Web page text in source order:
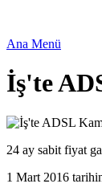
Ana Menü
İş'te
24 ay sabit fiyat
1 Mart 2016